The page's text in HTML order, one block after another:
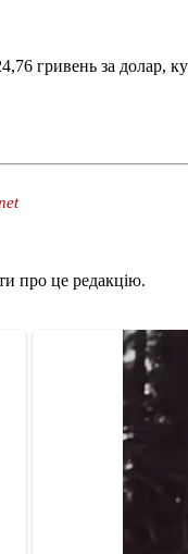
гривень за долар,
про це редакцію.